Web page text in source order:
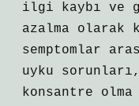
ilgi kaybı ve
azalma
semptomlar
uyku
konsantre